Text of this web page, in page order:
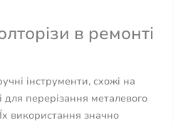
в ремонті
інструменти, схожі на
для перерізання металевого
використання значно